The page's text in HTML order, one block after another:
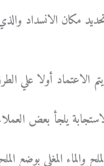
مكان الانسداد والذي
أولا علي
يلجأ بعض
والماء المغلي بوضع